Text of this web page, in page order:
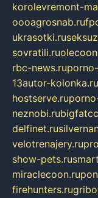
korolevremont-
oooagrosnab.ru
ukrasotki.ru
sovratili.ru
rbc-news.ru
13autor-kolonka.ru
hostserve.ru
neznobi.ru
delfinet.ru
velotrenajery.ru
show-pets.ru
miraclecoon.ru
firehunters.ru